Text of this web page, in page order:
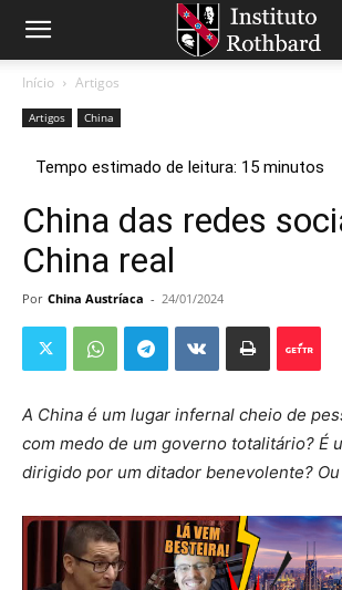
Início Artigos
Artigos China
China das redes
China real
Por China Austríaca - 24/01/2024
A China é um lugar infernal cheio de
com medo de um governo totalitário? É
dirigido por um ditador benevolente?